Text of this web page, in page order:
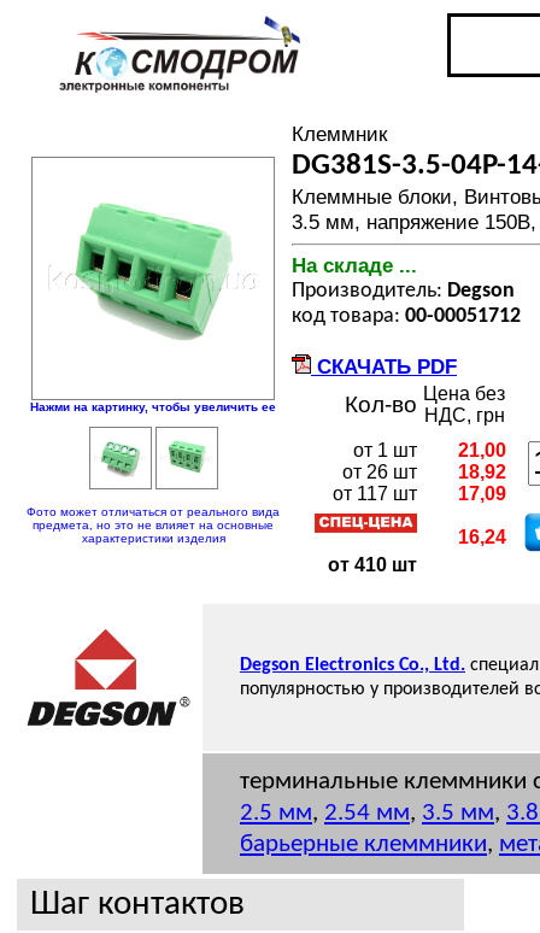
Нажми на картинку, чтобы увеличить ее
Фото может отличаться от реального вида
предмета, но это не влияет на основные
характеристики изделия
Клеммник
DG381S-3.5-04P-
Клеммные блоки,
3.5 мм, напряжение
На складе ...
Производитель: Degson
код товара: 00-00051712
СКАЧАТЬ PDF
Кол-во Цена без
НДС, грн
от 1 шт
от 26 шт
от 117 шт
от 410 шт
21,00
18,92
17,09
16,24
Degson Electronics Co., Ltd.
популярностью у производителей
терминальные клеммники
2.5 мм, 2.54 мм, 3.5 мм,
барьерные клеммники,
Шаг контактов